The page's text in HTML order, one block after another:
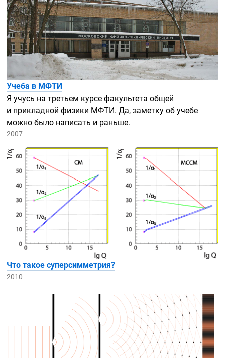
Учеба в МФТИ
Я учусь на третьем курсе факультета общей
и прикладной физики МФТИ. Да, заметку об учебе
можно было написать и раньше.
2007
Что такое суперсимметрия?
2010